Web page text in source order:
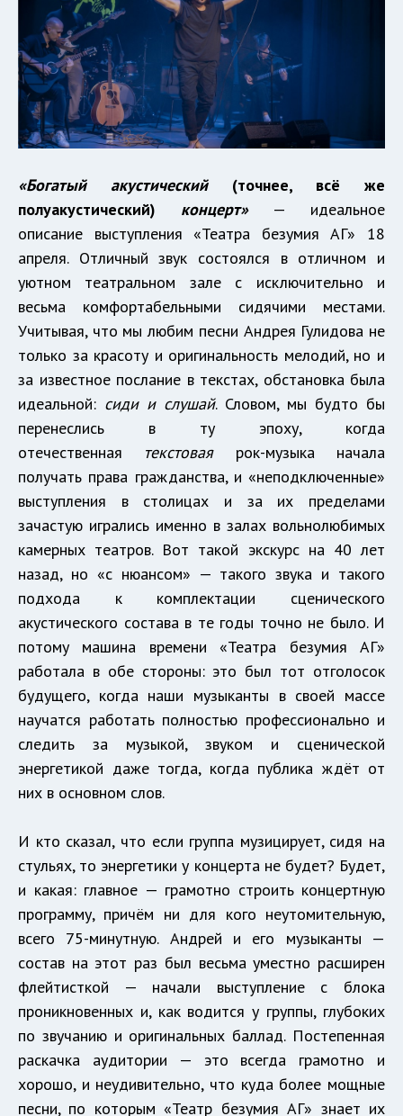
«Богатый акустический(точнее, всё же
полуакустический) концерт»— идеальное
описание выступления «Театра безумия АГ» 18
апреля. Отличный звук состоялся в отличном и
уютном театральном зале с исключительно и
весьма комфортабельными сидячими местами.
Учитывая, что мы любим песни Андрея Гулидова не
только за красоту и оригинальность мелодий, но и
за известное послание в текстах, обстановка была
идеальной: сиди и слушай. Словом, мы будто бы
перенеслись в ту эпоху, когда
отечественная текстоваярок-музыка начала
получать права гражданства, и «неподключенные»
выступления в столицах и за их пределами
зачастую игрались именно в залах вольнолюбимых
камерных театров. Вот такой экскурс на 40 лет
назад, но «с нюансом» — такого звука и такого
подхода к комплектации сценического
акустического состава в те годы точно не было. И
потому машина времени «Театра безумия АГ»
работала в обе стороны: это был тот отголосок
будущего, когда наши музыканты в своей массе
научатся работать полностью профессионально и
следить за музыкой, звуком и сценической
энергетикой даже тогда, когда публика ждёт от
них в основном слов.
И кто сказал, что если группа музицирует, сидя на
стульях, то энергетики у концерта не будет? Будет,
и какая: главное — грамотно строить концертную
программу, причём ни для кого неутомительную,
всего 75-минутную. Андрей и его музыканты —
состав на этот раз был весьма уместно расширен
флейтисткой — начали выступление с блока
проникновенных и, как водится у группы, глубоких
по звучанию и оригинальных баллад. Постепенная
раскачка аудитории — это всегда грамотно и
хорошо, и неудивительно, что куда более мощные
песни, по которым «Театр безумия АГ» знает их